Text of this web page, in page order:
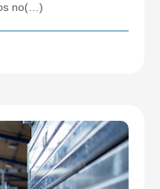
no(…)